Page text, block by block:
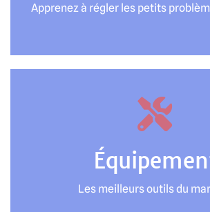
Apprenez à régler les petits
Les meilleurs outils du